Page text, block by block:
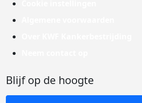
Blijf op de hoogte